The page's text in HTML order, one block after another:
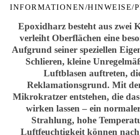
INFORMATIONEN/HINWEISE/
Epoxidharz besteht aus zwei
verleiht Oberflächen eine
Aufgrund seiner speziellen
Schlieren, kleine
Luftblasen auftreten,
Reklamationsgrund. Mit
Mikrokratzer entstehen, die
wirken lassen – ein
Strahlung, hohe
Luftfeuchtigkeit können